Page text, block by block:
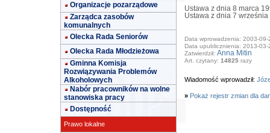
Organizacje pozarządowe
Zarządca zasobów
komunalnych
Olecka Rada Seniorów
Olecka Rada Młodzieżowa
Gminna Komisja
Rozwiązywania Problemów
Alkoholowych
Nabór pracowników na wolne
stanowiska pracy
Dostępność
Prawo lokalne
Ustawa z dnia 8 marca
Ustawa z dnia 7
Data wprowadzenia: 2003-09-
Data upublicznienia: 2013-03-
Zatwierdził: Anna Mitin
Art. czytany: 14825razy
Wiadomość wprowadził:
» Pokaż rejestr zmian dla